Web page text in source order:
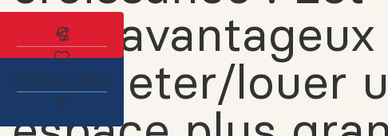
plus avantageux
d’acheter/louer
Abonnez-vous à l'alerte immobilière
View more